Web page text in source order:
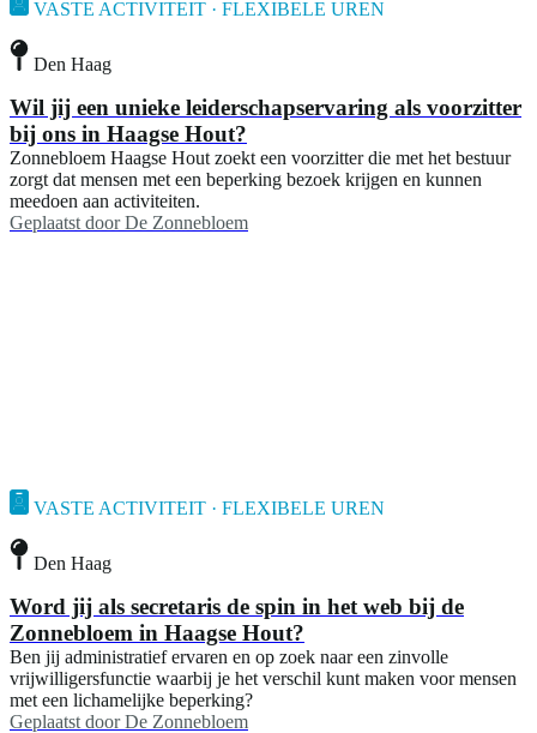
VASTE ACTIVITEIT · FLEXIBELE UREN
Den Haag
Wil jij een unieke leiderschapservaring als voorzitter
bij ons in Haagse Hout?
Zonnebloem Haagse Hout zoekt een voorzitter die met het bestuur
zorgt dat mensen met een beperking bezoek krijgen en kunnen
meedoen aan activiteiten.
Geplaatst door De Zonnebloem
VASTE ACTIVITEIT · FLEXIBELE UREN
Den Haag
Word jij als secretaris de spin in het web bij de
Zonnebloem in Haagse Hout?
Ben jij administratief ervaren en op zoek naar een zinvolle
vrijwilligersfunctie waarbij je het verschil kunt maken voor mensen
met een lichamelijke beperking?
Geplaatst door De Zonnebloem